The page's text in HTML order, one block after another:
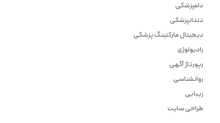
دامپزشکی
دندانپزشکی
دیجیتال مارکتینگ پزشکی
رادیولوژی
رپورتاژ آگهی
روانشناسی
زیبایی
طراحی سایت